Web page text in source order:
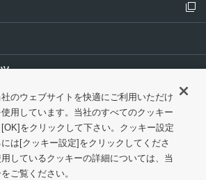
ます
プライバシーポリシー
新規ウィンドウを開き
シー クッキーポリシー
方針 ウェブアクセシビリティ対応
のウェブサイトを快適にご利用いただけ
用しています。当社のすべてのクッキー
をクリックして下さい。クッキー設定
は[クッキー設定]をクリックしてくださ
しているクッキーの詳細については、当
ご覧ください。